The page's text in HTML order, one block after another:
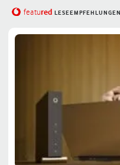
featured LESEEMPFEHLUNGEN